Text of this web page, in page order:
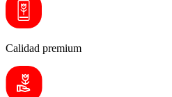
Calidad premium